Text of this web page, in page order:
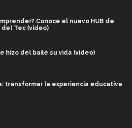
Conoce el nuevo HUB de
del Tec (video)
hizo del baile su vida (video)
transformar la experiencia educativa